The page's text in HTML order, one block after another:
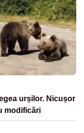
urșilor. Nicușor
modificări